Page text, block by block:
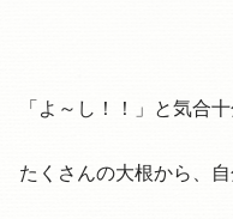
「よ～し！！」と気合
たくさんの大根から、